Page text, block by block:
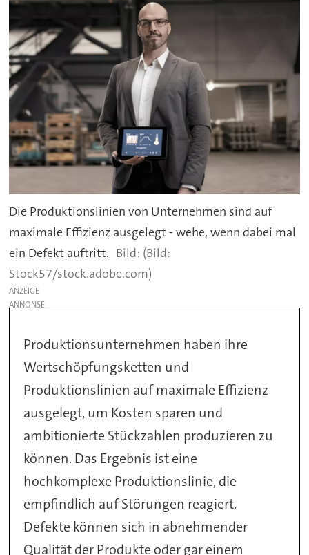
Die Produktionslinien von Unternehmen sind auf
maximale Effizienz ausgelegt - wehe, wenn dabei mal
ein Defekt auftritt.
(Bild:
Stock57/stock.adobe.com)
ANZEIGE
Produktionsunternehmen haben ihre
Wertschöpfungsketten und
Produktionslinien auf maximale Effizienz
ausgelegt, um Kosten sparen und
ambitionierte Stückzahlen produzieren zu
können. Das Ergebnis ist eine
hochkomplexe Produktionslinie, die
empfindlich auf Störungen reagiert.
Defekte können sich in abnehmender
Qualität der Produkte oder gar einem